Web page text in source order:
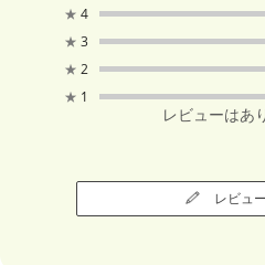
★ 4
★ 3
★ 2
★ 1
レビューはあ
レビュ